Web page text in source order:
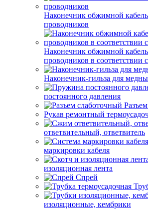
Наконечник обжимной
проводников
Наконечник обжимной
проводников в соответствии
Наконечник-гильза для
постоянного давления
Рукав ремонтный
ответвительный, ответвитель
маркировки кабеля
изоляционная лента
Спрей
изоляционные, кембрики